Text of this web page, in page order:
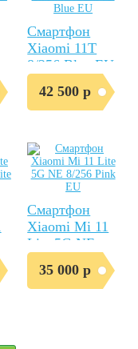
Смартфон
Xiaomi 11T
8/256 Blue EU
42 500 р
Смартфон
Xiaomi Mi 11
Lite 5G NE
8/256 Pink EU
35 000 р